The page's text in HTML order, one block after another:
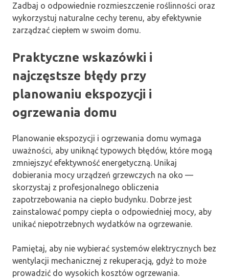
Zadbaj o odpowiednie rozmieszczenie roślinności oraz
wykorzystuj naturalne cechy terenu, aby efektywnie
zarządzać ciepłem w swoim domu.
Praktyczne wskazówki i
najczęstsze błędy przy
planowaniu ekspozycji i
ogrzewania domu
Planowanie ekspozycji i ogrzewania domu wymaga
uważności, aby uniknąć typowych błędów, które mogą
zmniejszyć efektywność energetyczną. Unikaj
dobierania mocy urządzeń grzewczych na oko —
skorzystaj z profesjonalnego obliczenia
zapotrzebowania na ciepło budynku. Dobrze jest
zainstalować pompy ciepła o odpowiedniej mocy, aby
unikać niepotrzebnych wydatków na ogrzewanie.
Pamiętaj, aby nie wybierać systemów elektrycznych bez
wentylacji mechanicznej z rekuperacją, gdyż to może
prowadzić do wysokich kosztów ogrzewania.